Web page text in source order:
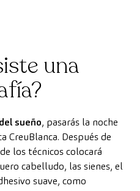
una
sueño, pasarás la noche
CreuBlanca. Después de
los técnicos colocará
cabelludo, las sienes, el
suave, como